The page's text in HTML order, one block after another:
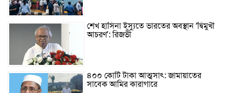
শেখ হাসিনা ইস্যুতে ভারতের অবস্থান ‘দ্বিমুখী
আচরণ’: রিজভী
৪০০ কোটি টাকা আত্মসাৎ: জামায়াতের
সাবেক আমির কারাগারে